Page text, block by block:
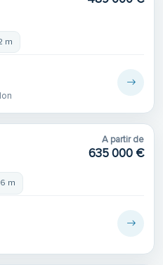
m
A partir de
635 000 €
m